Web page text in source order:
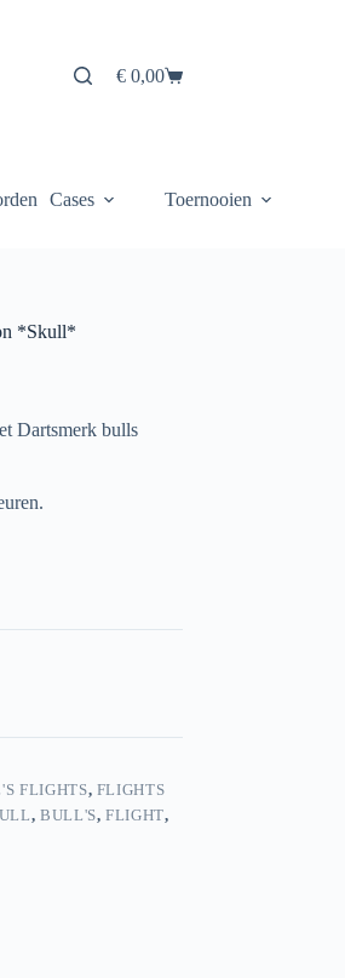
Winkelwagen
€0,00
Cases Toernooien
*Skull*
Dartsmerk bulls
FLIGHTS, FLIGHTS
, BULL'S,FLIGHT,